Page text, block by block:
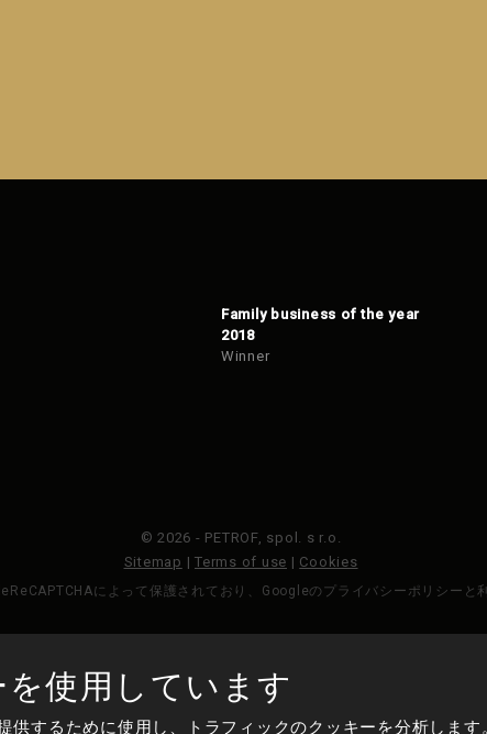
Family business of the year
2018
Winner
© 2026 - PETROF, spol. s r.o.
Sitemap | Terms of use | Cookies
によって保護されており、Googleのプライバシーポリシーと
作られた
使用しています
するために使用し、トラフィックのクッキーを分析します